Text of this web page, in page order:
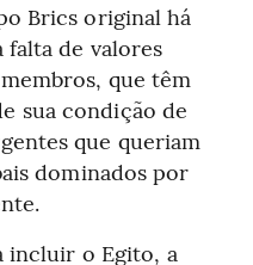
Brics original há
de valores
que têm
sua condição de
que queriam
dominados por
incluir o Egito, a